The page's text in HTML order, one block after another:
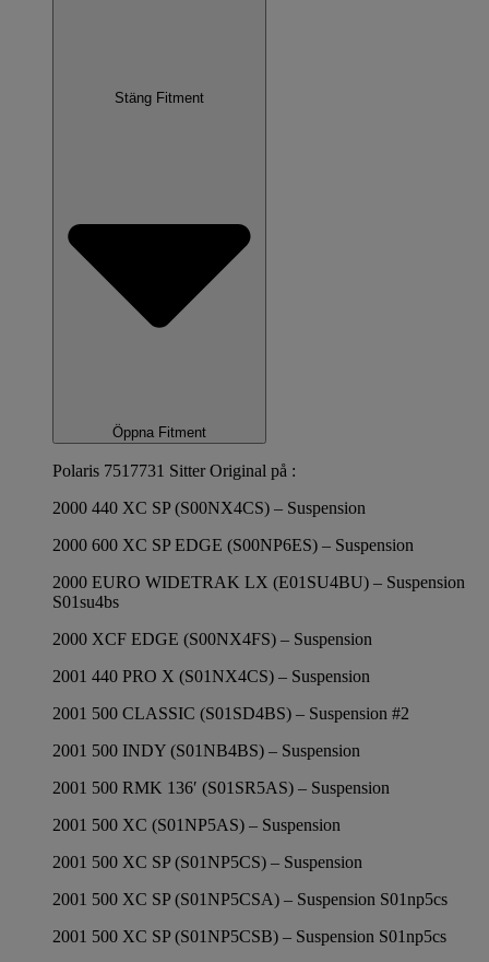
Stäng Fitment
Öppna Fitment
Polaris 7517731 Sitter Original på :
2000 440 XC SP (S00NX4CS) – Suspension
2000 600 XC SP EDGE (S00NP6ES) – Suspension
2000 EURO WIDETRAK LX (E01SU4BU) – Suspension
S01su4bs
2000 XCF EDGE (S00NX4FS) – Suspension
2001 440 PRO X (S01NX4CS) – Suspension
2001 500 CLASSIC (S01SD4BS) – Suspension #2
2001 500 INDY (S01NB4BS) – Suspension
2001 500 RMK 136′ (S01SR5AS) – Suspension
2001 500 XC (S01NP5AS) – Suspension
2001 500 XC SP (S01NP5CS) – Suspension
2001 500 XC SP (S01NP5CSA) – Suspension S01np5cs
2001 500 XC SP (S01NP5CSB) – Suspension S01np5cs